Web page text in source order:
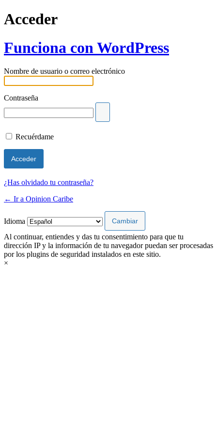
Acceder
Funciona con WordPress
Nombre de usuario o correo electrónico
Contraseña
Recuérdame
¿Has olvidado tu contraseña?
← Ir a Opinion Caribe
Idioma
Al continuar, entiendes y das tu consentimiento para que tu
dirección IP y la información de tu navegador puedan ser procesadas
por los plugins de seguridad instalados en este sitio.
×